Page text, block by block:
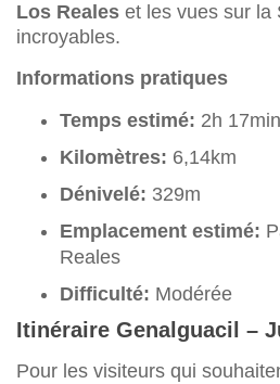
Los Reales et les vues sur la
incroyables.
Informations pratiques
Temps estimé: 2h 17min
Kilomètres: 6,14km
Dénivelé: 329m
Emplacement estimé:
Reales
Difficulté: Modérée
Itinéraire Genalguacil –
Pour les visiteurs qui